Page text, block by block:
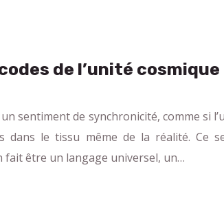
de l’unité
sentiment de synchronicité, comme si
dans le tissu même de la réalité. Ce
fait être un langage universel, un…